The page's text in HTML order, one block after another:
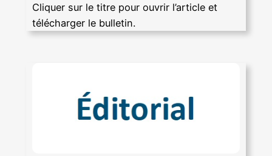
Cliquer sur le titre pour ouvrir l’article et
télécharger le bulletin.